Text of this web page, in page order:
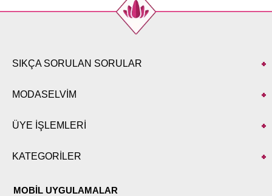
98
104
48
52
SIKÇA SORULAN SORULAR
MODASELVİM
ÜYE İŞLEMLERİ
KATEGORİLER
MOBİL UYGULAMALAR